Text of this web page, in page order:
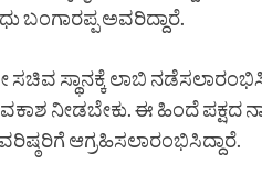
ಬಂಗಾರಪ್ಪ ಅವರಿದ್ದಾರೆ.
ಸ್ಥಾನಕ್ಕೆ ಲಾಬಿ
ನೀಡಬೇಕು. ಈ ಹಿಂದೆ ಪಕ್ಷದ
ಆಗ್ರಹಿಸಲಾರಂಭಿಸಿದ್ದಾರೆ.